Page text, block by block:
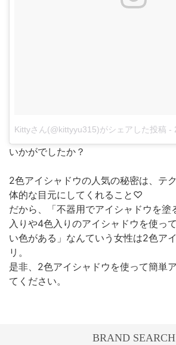
Kittyさん(@kittyyu315)がシェアした投稿 -
いかがでしたか？
2色アイシャドウの人気の秘密は、テ
体的な目元にしてくれること♡
だから、「不器用でアイシャドウを塗
入りや4色入りのアイシャドウを使っ
い色がある」なんていう女性は2色ア
リ。
是非、2色アイシャドウを使って簡単
てください。
BRAND SEARCH